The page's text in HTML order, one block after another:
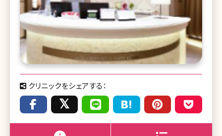
クリニックをシェアする：